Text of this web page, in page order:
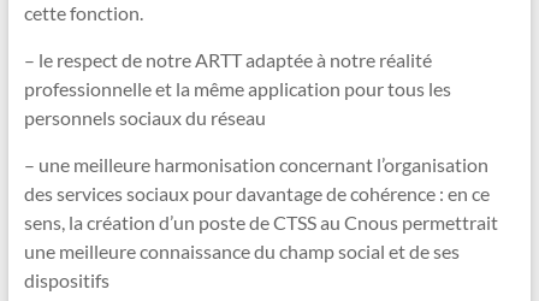
cette fonction.
– le respect de notre ARTT adaptée à notre réalité
professionnelle et la même application pour tous les
personnels sociaux du réseau
– une meilleure harmonisation concernant l’organisation
des services sociaux pour davantage de cohérence : en ce
sens, la création d’un poste de CTSS au Cnous permettrait
une meilleure connaissance du champ social et de ses
dispositifs